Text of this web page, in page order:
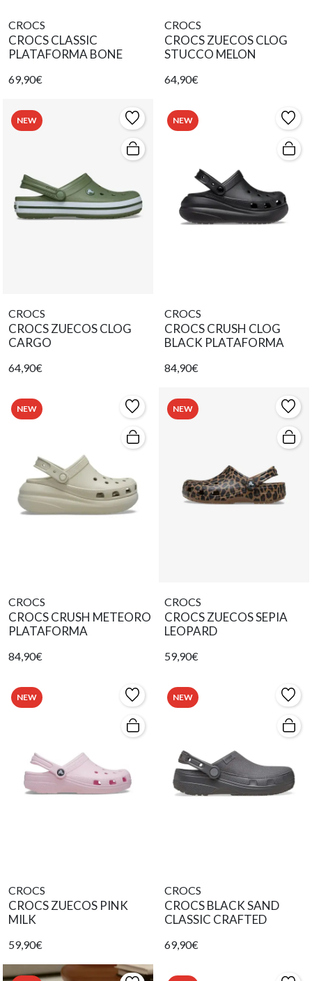
CROCS
CROCS CLASSIC
PLATAFORMA BONE
69,90€
CROCS
CROCS ZUECOS CLOG
STUCCO MELON
64,90€
NEW
CROCS
CROCS ZUECOS CLOG
CARGO
64,90€
NEW
CROCS
CROCS CRUSH CLOG
BLACK PLATAFORMA
84,90€
NEW
CROCS
CROCS CRUSH METEORO
PLATAFORMA
84,90€
NEW
CROCS
CROCS ZUECOS SEPIA
LEOPARD
59,90€
NEW
CROCS
CROCS ZUECOS PINK
MILK
59,90€
NEW
CROCS
CROCS BLACK SAND
CLASSIC CRAFTED
69,90€